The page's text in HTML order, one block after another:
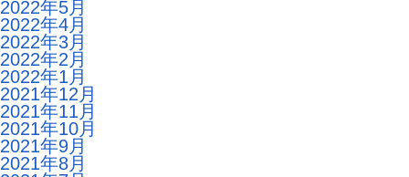
2022年5月
2022年4月
2022年3月
2022年2月
2022年1月
2021年12月
2021年11月
2021年10月
2021年9月
2021年8月